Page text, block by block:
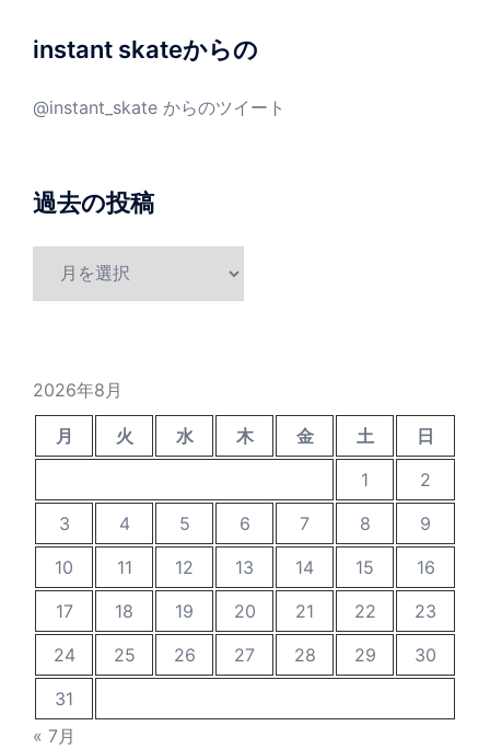
instant skateからの
@instant_skate からのツイート
過去の投稿
2026年8月
月 火 水 木 金 土
日
1
2
3
4 5 6 7 8
9
10
11 12 13 14 15
16
17
18 19 20 21 22
23
24
25 26 27 28 29
30
31
« 7月